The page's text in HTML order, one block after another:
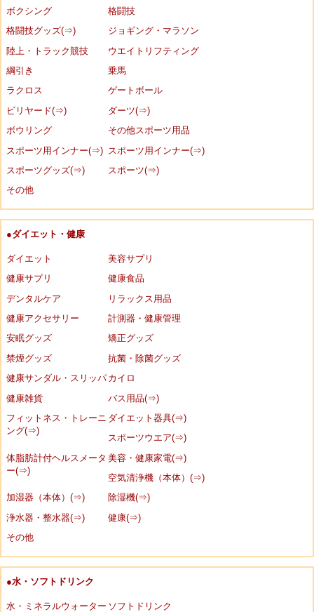
ボクシング
格闘技
格闘技グッズ(⇒)
ジョギング・マラソン
陸上・トラック競技
ウエイトリフティング
綱引き
乗馬
ラクロス
ゲートボール
ビリヤード(⇒)
ダーツ(⇒)
ボウリング
その他スポーツ用品
スポーツ用インナー(⇒)
スポーツ用インナー(⇒)
スポーツグッズ(⇒)
スポーツ(⇒)
その他
●ダイエット・健康
ダイエット
美容サプリ
健康サプリ
健康食品
デンタルケア
リラックス用品
健康アクセサリー
計測器・健康管理
安眠グッズ
矯正グッズ
禁煙グッズ
抗菌・除菌グッズ
健康サンダル・スリッパ カイロ
健康雑貨
バス用品(⇒)
フィットネス・トレーニ
ング(⇒)
ダイエット器具(⇒)
スポーツウエア(⇒)
体脂肪計付ヘルスメータ
ー(⇒)
美容・健康家電(⇒)
空気清浄機（本体）(⇒)
加湿器（本体）(⇒)
除湿機(⇒)
浄水器・整水器(⇒)
健康(⇒)
その他
●水・ソフトドリンク
水・ミネラルウォーター ソフトドリンク